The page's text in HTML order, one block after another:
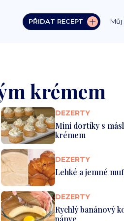
PŘIDAT RECEPT Můj
krémem
DEZERTY
Mini dortíky s
krémem
DEZERTY
Lehké a jemné
DEZERTY
Rychlý banánový
pánve